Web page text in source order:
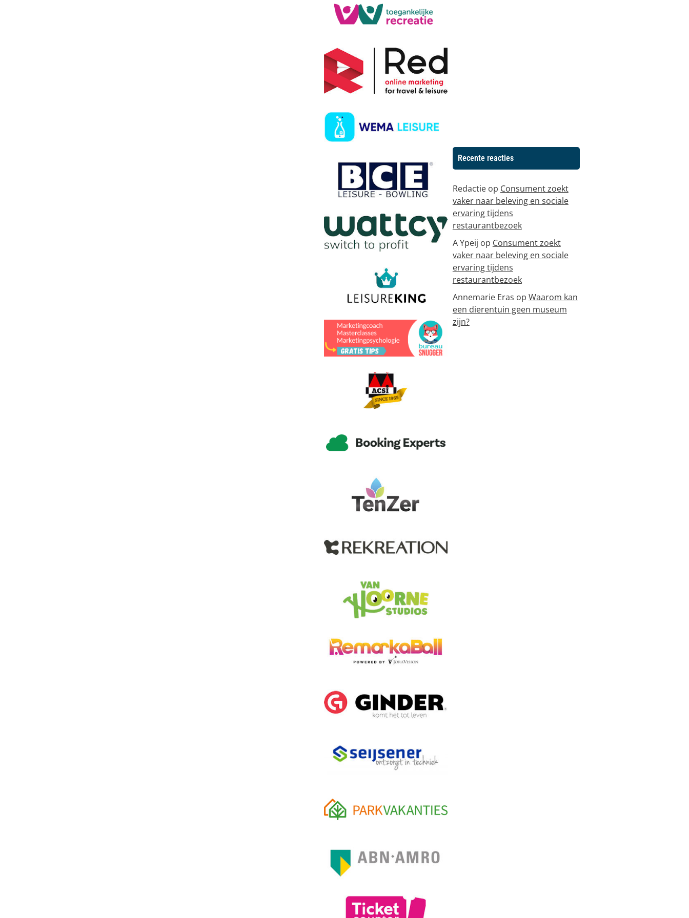
Recente reacties
Redactieop Consument zoekt
vaker naar beleving en sociale
ervaring tijdens
restaurantbezoek
A Ypeij op Consument zoekt
vaker naar beleving en sociale
ervaring tijdens
restaurantbezoek
Annemarie Eras op Waarom kan
een dierentuin geen museum
zijn?